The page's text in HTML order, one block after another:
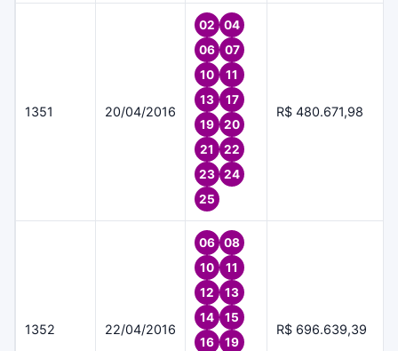
1351 20/04/2016
02
04
06
07
10
11
13
17
19
20
21
22
23
24
25
R$ 480.671,98
1352 22/04/2016
06
08
10
11
12
13
14
15
16
19
R$ 696.639,39